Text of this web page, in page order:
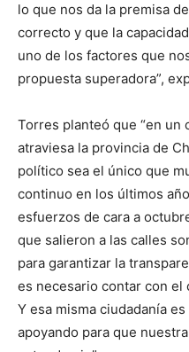
lo que nos da la premisa
correcto y que la
uno de los factores que
propuesta superadora”,
Torres planteó que “en un
atraviesa la provincia de
político sea el único que
continuo en los últimos
esfuerzos de cara a
que salieron a las calles
para garantizar la
es necesario contar con el
Y esa misma ciudadanía
apoyando para que